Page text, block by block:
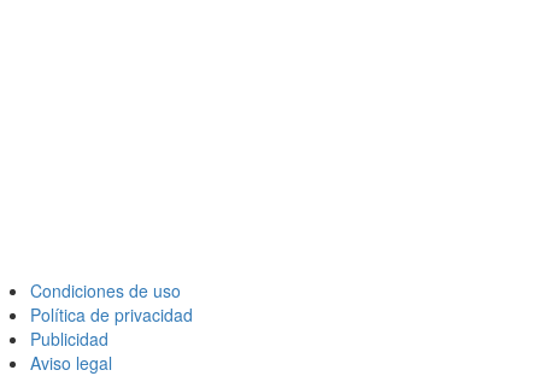
Condiciones de uso
Política de privacidad
Publicidad
Aviso legal